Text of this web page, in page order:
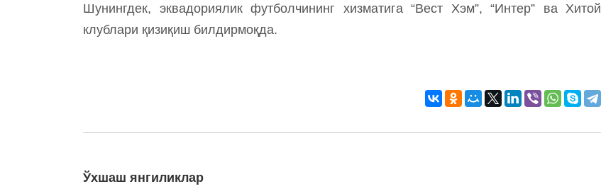
Шунингдек, эквадориялик футболчининг хизматига “Вест Хэм”, “Интер” ва Хитой
клублари қизиқиш билдирмоқда.
Ўхшаш янгиликлар